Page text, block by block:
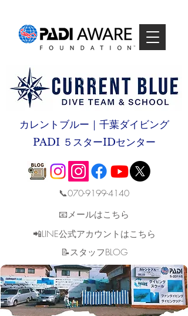
カレントブルー｜千葉ダイビング
PADI ５スターIDセンター
📞070-9199-4140
📧メールはこちら
📲LINE公式アカウントはこちら
​📝スタッフBLOG